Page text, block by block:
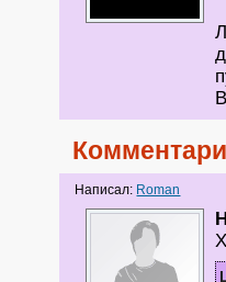
Написал: Roman